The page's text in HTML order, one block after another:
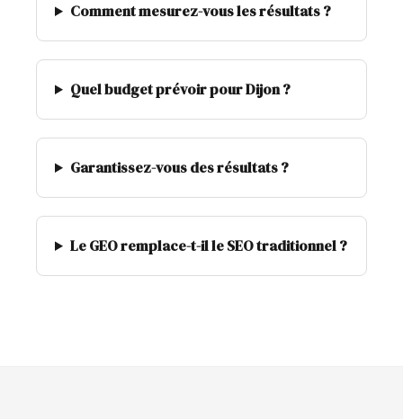
Comment mesurez-vous les résultats ?
Quel budget prévoir pour Dijon ?
Garantissez-vous des résultats ?
Le GEO remplace-t-il le SEO traditionnel ?